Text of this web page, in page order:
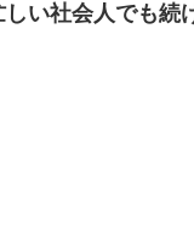
い社会人でも続